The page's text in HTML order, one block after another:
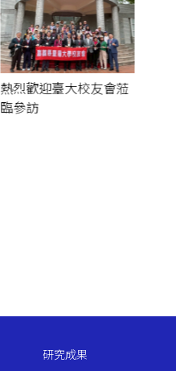
熱烈歡迎臺大校友會蒞
臨參訪
研究成果